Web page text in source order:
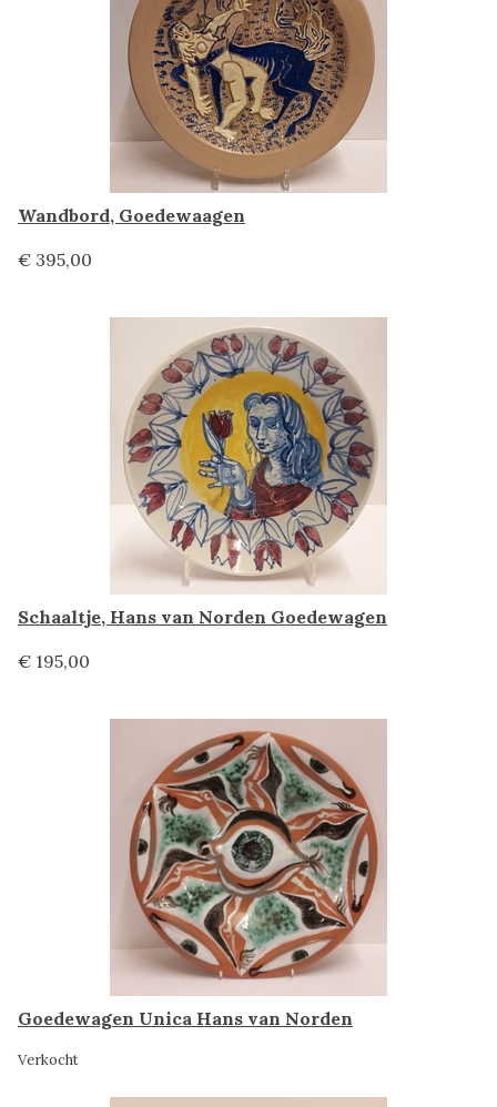
Wandbord, Goedewaagen
€ 395,00
Schaaltje, Hans van Norden Goedewagen
€ 195,00
Goedewagen Unica Hans van Norden
Verkocht